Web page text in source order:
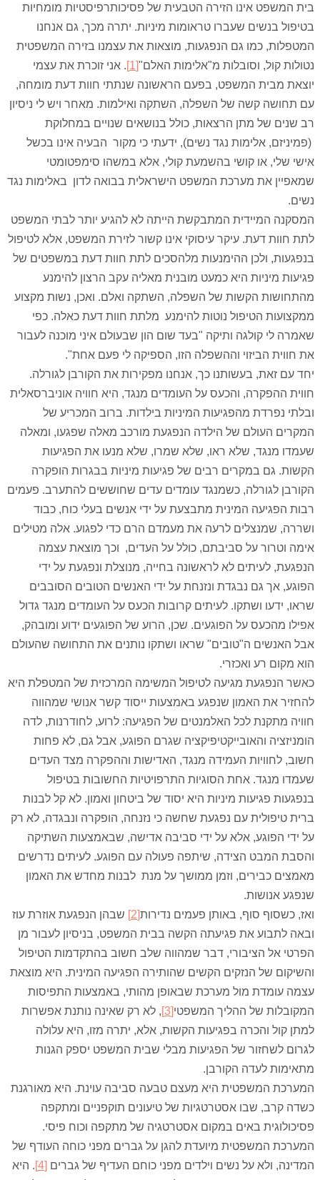
בית המשפט אינו הזירה הטבעית של פסיכותרפיסטיות מומחיות
בטיפול בנשים שעברו טראומות מיניות. יתרה מכך, גם אנחנו
המטפלות, כמו גם הנפגעות, מוצאות את עצמנו בזירה המשפטית
נטולות קול, וסובלות מ"אלימות האלם"[1]
. אני זוכרת את עצמי
יוצאת מבית המשפט, בפעם הראשונה שנתתי חוות דעת מומחה,
עם תחושה קשה של השפלה, השתקה ואילמות. מאחר ויש לי ניסיון
רב שנים של מתן הרצאות, כולל בנושאים שנויים במחלוקת
(פמיניזם, אלימות נגד נשים), ידעתי כי מקור הבעיה אינו בכשל
אישי שלי, או קושי בהשמעת קולי, אלא במשהו סימפטומטי
שמאפיין את מערכת המשפט הישראלית בבואה לדון באלימות נגד
נשים.
המסקנה המיידית המתבקשת הייתה לא להגיע יותר לבתי המשפט
לתת חוות דעת. עיקר עיסוקי אינו קשור לזירת המשפט, אלא לטיפול
בנפגעות, ולכן ההימנעות מלהסכים לתת חוות דעת במשפטים של
פגיעות מיניות היא כמעט מובנית מאליה עקב הרצון להימנע
מהתחושות הקשות של השפלה, השתקה ואלם. ואכן, נשות מקצוע
ממקצועות הטיפול נוטות להימנע מלתת חוות דעת כאלה. כפי
שאמרה לי קולגה ותיקה "בעד שום הון שבעולם איני מוכנה לעבור
את חווית הביזוי וההשפלה הזו, הספיקה לי פעם אחת".
יחד עם זאת, בעשותנו כך, אנחנו מפקירות את הקורבן לגורלה.
חווית ההפקרה, והכעס על העומדים מנגד, היא חוויה אוניברסאלית
ובלתי נפרדת מהפגיעות המיניות בילדות. ברוב המכריע של
המקרים העולם של הילדה הנפגעת מורכב מאלה שפגעו, ומאלה
שעמדו מנגד, שלא ראו, שלא שמרו, שלא מנעו את הפגיעות
הקשות. גם במקרים רבים של פגיעות מיניות בבגרות הופקרה
הקורבן לגורלה, כשמנגד עומדים עדים שחוששים להתערב. פעמים
רבות הפגיעה המינית מתבצעת על ידי אנשים בעלי כוח, כבוד
ושררה, שמנצלים לרעה את מעמדם הרם כדי לפגוע. אלה מטילים
אימה וטרור על סביבתם, כולל על העדים, וכך מוצאת עצמה
הנפגעת, לעיתים לא לראשונה בחייה, מנוצלת ונפגעת על ידי
הפוגע, אך גם נבגדת ונזנחת על ידי האנשים הטובים הסובבים
שראו, ידעו ושתקו. לעיתים קרובות הכעס על העומדים מנגד גדול
אפילו מהכעס על הפוגעים. שכן, הרוע של הפוגעים ידוע ומובהק,
אבל האנשים ה"טובים" שראו ושתקו נותנים את התחושה שהעולם
הוא מקום רע ואכזרי.
כאשר הנפגעת מגיעה לטיפול המשימה המרכזית של המטפלת היא
להחזיר את האמון שנפגע באמצעות ייסוד קשר אנושי שמהווה
חוויה מתקנת לכל האלמנטים של הפגיעה: לרוע, לחודרנות, לדה
הומניזציה והאובייקטיפיקציה שגרם הפוגע, אבל גם, לא פחות
חשוב, לחוויות העמידה מנגד, האדישות וההפקרה מצד העדים
שעמדו מנגד. אחת הסוגיות התרפויטיות החשובות בטיפול
בנפגעות פגיעות מיניות היא יסוד של ביטחון ואמון. לא קל לבנות
ברית טיפולית עם נפגעת שחשה כי נזנחה, הופקרה ונבגדה, לא רק
על ידי הפוגע, אלא על ידי סביבה אדישה, שבאמצעות השתיקה
והסבת המבט הצידה, שיתפה פעולה עם הפוגע. לעיתים נדרשים
מאמצים כבירים, וזמן ממושך על מנת לבנות מחדש את האמון
שנפגע אנושות.
ואז, כשסוף סוף, באותן פעמים נדירות[2]
שבהן הנפגעת אוזרת עוז
ובאה לתבוע את פגיעתה הקשה בבית המשפט, בניסיון לעבור מן
הפרטי אל הציבורי, דבר שמהווה שלב חשוב בהתקדמות הטיפול
והשיקום של הנזקים הקשים שהותירה הפגיעה המינית. היא מוצאת
עצמה עומדת מול מערכת שבאופן מהותי, באמצעות התפיסות
המקובלות של ההליך המשפטי[3]
, לא רק שאינה נותנת אפשרות
למתן קול והכרה בפגיעות הקשות, אלא, יתרה מזו, היא עלולה
לגרום לשחזור של הפגיעות מבלי שבית המשפט יספק הגנות
מתאימות לעדה הקורבן.
המערכת המשפטית היא מעצם טבעה סביבה עוינת. היא מאורגנת
כשדה קרב, שבו אסטרטגיות של טיעונים תוקפניים ומתקפה
פסיכולוגית באים במקום אסטרטגיה של מתקפה וכוח פיסי.
המערכת המשפטית מיועדת להגן על גברים מפני כוחה העודף של
המדינה, ולא על נשים וילדים מפני כוחם העדיף של גברים [4]
. היא